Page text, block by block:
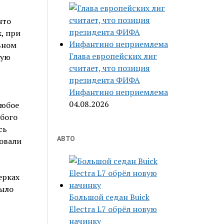
при
Глава европейских лиг
считает, что позиция
президента ФИФА
Инфантино неприемлема
04.08.2026
АВТО
Большой седан Buick
Electra L7 обрёл новую
начинку